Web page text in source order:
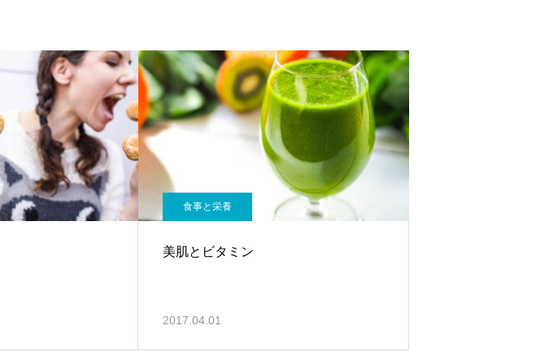
食事と栄養
美肌とビタミン
2017.04.01